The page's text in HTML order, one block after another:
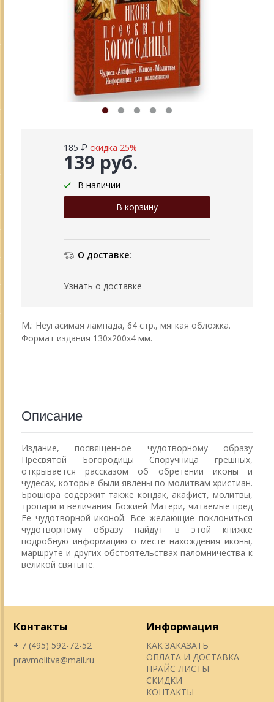
139 руб.
185 ₽ скидка 25%
В наличии
О доставке:
Узнать о доставке
М.: Неугасимая лампада, 64 стр., мягкая обложка.
Формат издания 130х200х4 мм.
Описание
Издание, посвященное чудотворному образу
Пресвятой Богородицы Споручница грешных,
открывается рассказом об обретении иконы и
чудесах, которые были явлены по молитвам христиан.
Брошюра содержит также кондак, акафист, молитвы,
тропари и величания Божией Матери, читаемые пред
Ее чудотворной иконой. Все желающие поклониться
чудотворному образу найдут в этой книжке
подробную информацию о месте нахождения иконы,
маршруте и других обстоятельствах паломничества к
великой святыне.
Контакты
+ 7 (495) 592-72-52
pravmolitva@mail.ru
Информация
КАК ЗАКАЗАТЬ
ОПЛАТА И ДОСТАВКА
ПРАЙС-ЛИСТЫ
СКИДКИ
КОНТАКТЫ